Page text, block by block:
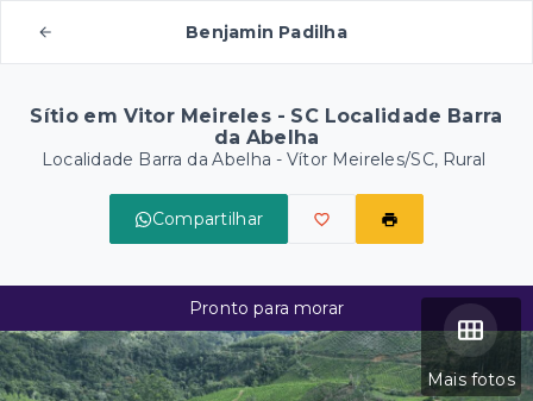
Benjamin Padilha
Sítio em Vitor Meireles - SC Localidade Barra
da Abelha
Localidade Barra da Abelha - Vítor Meireles/SC, Rural
Compartilhar
Mais fotos
Pronto para morar